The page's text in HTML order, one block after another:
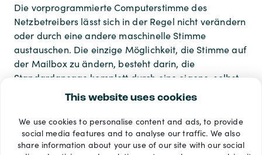
This website uses cookies
We use cookies to personalise content and ads, to provide
social media features and to analyse our traffic. We also
share information about your use of our site with our social
Die vorprogrammierte Computerstimme des
Netzbetreibers lässt sich in der Regel nicht verändern
oder durch eine andere maschinelle Stimme
austauschen. Die einzige Möglichkeit, die Stimme auf
der Mailbox zu ändern, besteht darin, die
Standardansage komplett durch eine eigene, selbst
aufgesprochene Sprachnachricht zu ersetzen.
Zahlungsarten